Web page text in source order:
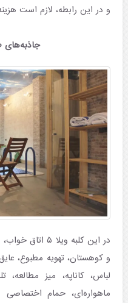
و در این رابطه، لازم است
جاذبه‌های
در این کلبه
و کوهستان، تهویه مطبوع،
لباس، کاناپه، میز
ماهواره‌ای، حمام اختصاصی